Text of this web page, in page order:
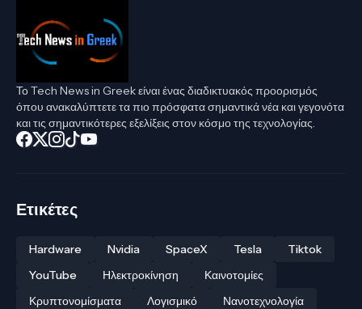
Το Tech News in Greek είναι ένας διαδικτυακός προορισμός
όπου ανακαλύπτετε τα πιο πρόσφατα σημαντικά νέα και γεγονότα
και τις σημαντικότερες εξελίξεις στον κόσμο της τεχνολογίας.
Ετικέτες
Hardware Nvidia SpaceX Tesla
Tiktok
YouTube
Ηλεκτροκίνηση
Καινοτομίες
Κρυπτονομίσματα
Λογισμικό
Νανοτεχνολογία